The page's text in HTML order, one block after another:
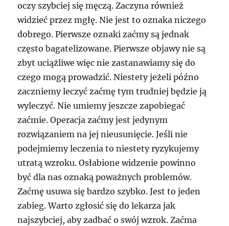
oczy szybciej się męczą. Zaczyna również
widzieć przez mgłę. Nie jest to oznaka niczego
dobrego. Pierwsze oznaki zaćmy są jednak
często bagatelizowane. Pierwsze objawy nie są
zbyt uciążliwe więc nie zastanawiamy się do
czego mogą prowadzić. Niestety jeżeli późno
zaczniemy leczyć zaćmę tym trudniej będzie ją
wyleczyć. Nie umiemy jeszcze zapobiegać
zaćmie. Operacja zaćmy jest jedynym
rozwiązaniem na jej nieusunięcie. Jeśli nie
podejmiemy leczenia to niestety ryzykujemy
utratą wzroku. Osłabione widzenie powinno
być dla nas oznaką poważnych problemów.
Zaćmę usuwa się bardzo szybko. Jest to jeden
zabieg. Warto zgłosić się do lekarza jak
najszybciej, aby zadbać o swój wzrok. Zaćma